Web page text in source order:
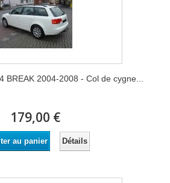
BREAK 2004-2008 - Col de cygne...
179,00 €
au panier Détails